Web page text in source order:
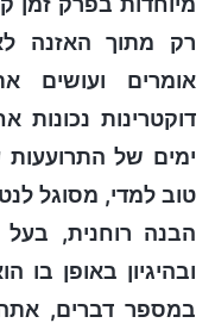
רק מתוך האזנה
אומרים ועושים
דוקטרינות
ימים של
טוב למדי, מסוגל
הבנה רוחנית, בעל
ובהיגיון באופן
במספר דברים, אתה